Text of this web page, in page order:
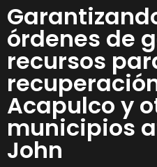
órdenes de
recursos
Acapulco y
municipios
John